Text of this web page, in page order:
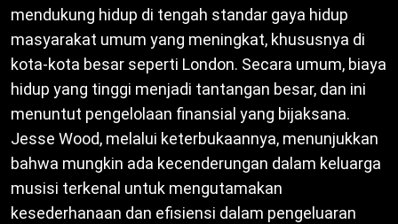
mendukung hidup di tengah standar gaya hidup
masyarakat umum yang meningkat, khususnya di
kota-kota besar seperti London. Secara umum, biaya
hidup yang tinggi menjadi tantangan besar, dan ini
menuntut pengelolaan finansial yang bijaksana.
Jesse Wood, melalui keterbukaannya, menunjukkan
bahwa mungkin ada kecenderungan dalam keluarga
musisi terkenal untuk mengutamakan
kesederhanaan dan efisiensi dalam pengeluaran